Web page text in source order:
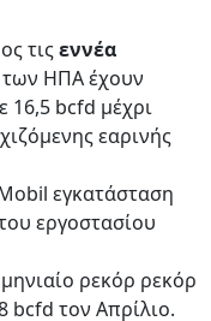
τιςεννέα
των ΗΠΑ έχουν
16,5 bcfd μέχρι
εαρινής
εγκατάσταση
εργοστασίου
ρεκόρ ρεκόρ
bcfd τον Απρίλιο.